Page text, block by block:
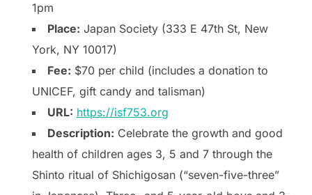
1pm
Place: Japan Society (333 E 47th St, New
York, NY 10017)
Fee: $70 per child (includes a donation to
UNICEF, gift candy and talisman)
URL: https://isf753.org
Description: Celebrate the growth and good
health of children ages 3, 5 and 7 through the
Shinto ritual of Shichigosan (“seven-five-three”